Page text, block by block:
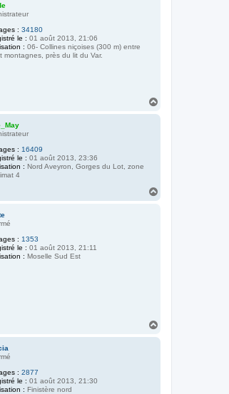
: 34180
le : 01 août 2013, 21:06
: 06- Collines niçoises (300 m) entre
montagnes, près du lit du Var.
: 16409
le : 01 août 2013, 23:36
: Nord Aveyron, Gorges du Lot, zone
4
: 1353
le : 01 août 2013, 21:11
: Moselle Sud Est
: 2877
le : 01 août 2013, 21:30
: Finistère nord